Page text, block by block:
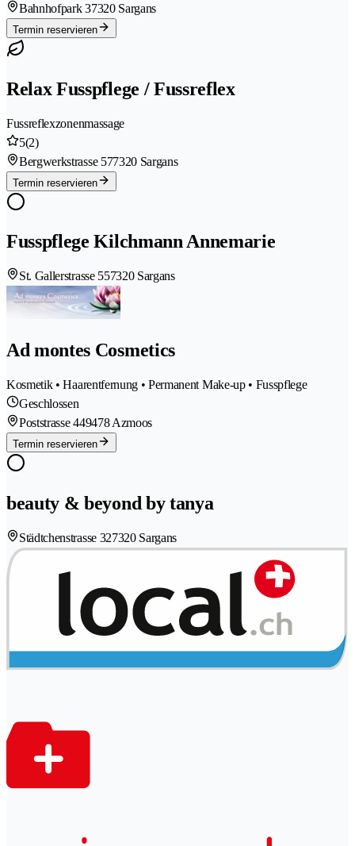
Bahnhofpark 37320 Sargans
Termin reservieren
Relax Fusspflege / Fussreflex
Fussreflexzonenmassage
5(2)
Bergwerkstrasse 577320 Sargans
Termin reservieren
Fusspflege Kilchmann Annemarie
St. Gallerstrasse 557320 Sargans
Ad montes Cosmetics
Kosmetik • Haarentfernung • Permanent Make-up • Fusspflege
Geschlossen
Poststrasse 449478 Azmoos
Termin reservieren
beauty & beyond by tanya
Städtchenstrasse 327320 Sargans